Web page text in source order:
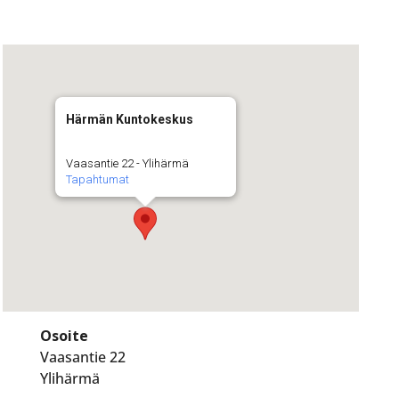
Härmän Kuntokeskus
Vaasantie 22 - Ylihärmä
Tapahtumat
Osoite
Vaasantie 22
Ylihärmä